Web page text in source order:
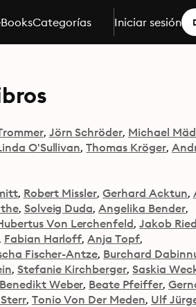
Categorías Iniciar sesión
Jörn Schröder Michael
O'Sullivan Thomas Kröger
Robert Missler Gerhard Acktun
Solveig Duda Angelika Bender
Von Lerchenfeld Jakob
Fabian Harloff Anja Topf
Fischer-Antze Burchard
Stefanie Kirchberger Saskia
Benedikt Weber Beate Pfeiffer
Tonio Von Der Meden Ulf